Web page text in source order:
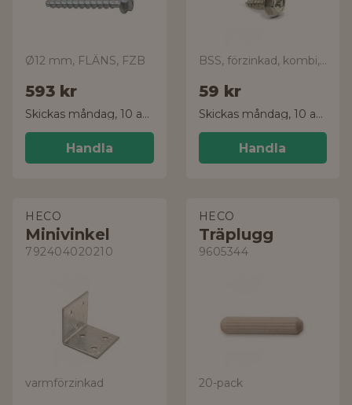
Ø12 mm, FLÄNS, FZB
593 kr
Skickas måndag, 10 aug.
Handla
BSS, förzinkad, kombi, 25-pack
59 kr
Skickas måndag, 10 aug.
Handla
HECO
Minivinkel
792404020210
varmförzinkad
HECO
Träplugg
9605344
20-pack